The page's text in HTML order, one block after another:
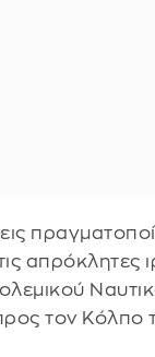
απρόκλητες
τον Κόλπο